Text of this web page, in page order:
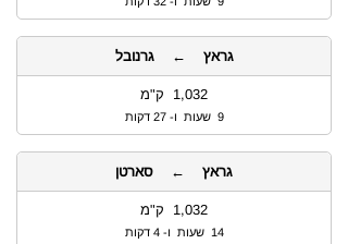
גראץ ← גרנובל
1,032 ק"מ
9 שעות ו- 27 דקות
גראץ ← סארטן
1,032 ק"מ
14 שעות ו- 4 דקות